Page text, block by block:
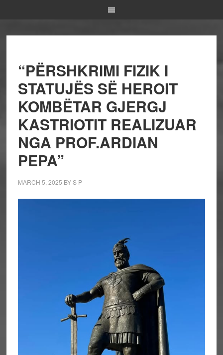
“PËRSHKRIMI FIZIK I
STATUJËS SË HEROIT
KOMBËTAR GJERGJ
KASTRIOTIT REALIZUAR
NGA PROF.ARDIAN
PEPA”
MARCH 5, 2025 BYS P